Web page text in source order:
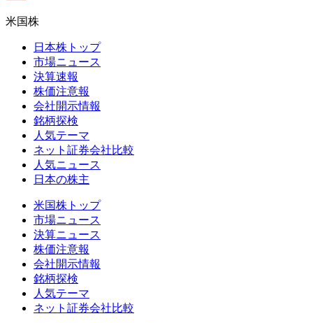
米国株
日本株トップ
市場ニュース
決算速報
株価注意報
会社開示情報
銘柄探検
人気テーマ
ネット証券会社比較
人気ニュース
日本の株主
米国株トップ
市場ニュース
決算ニュース
株価注意報
会社開示情報
銘柄探検
人気テーマ
ネット証券会社比較